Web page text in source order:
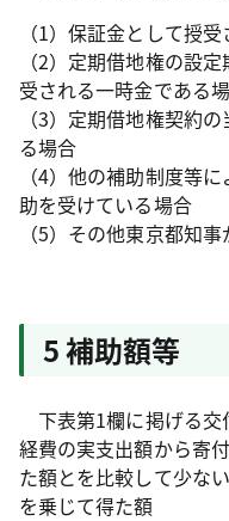
（1）保証金として授
（2）定期借地権の設
受される一時金である
（3）定期借地権契約
る場合
（4）他の補助制度等
助を受けている場合
（5）その他東京都知
5 補助額等
下表第1欄に掲げる交
経費の実支出額から寄
た額とを比較して少な
を乗じて得た額